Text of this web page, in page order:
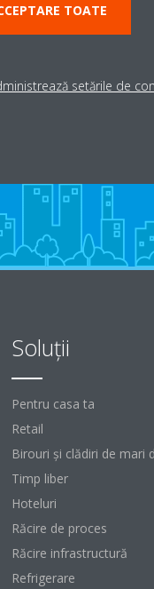
Soluţii
Pentru casa ta
Retail
Birouri şi clădiri de mari
Timp liber
Hoteluri
Răcire de proces
Răcire infrastructură
Refrigerare
TOATE
setările de